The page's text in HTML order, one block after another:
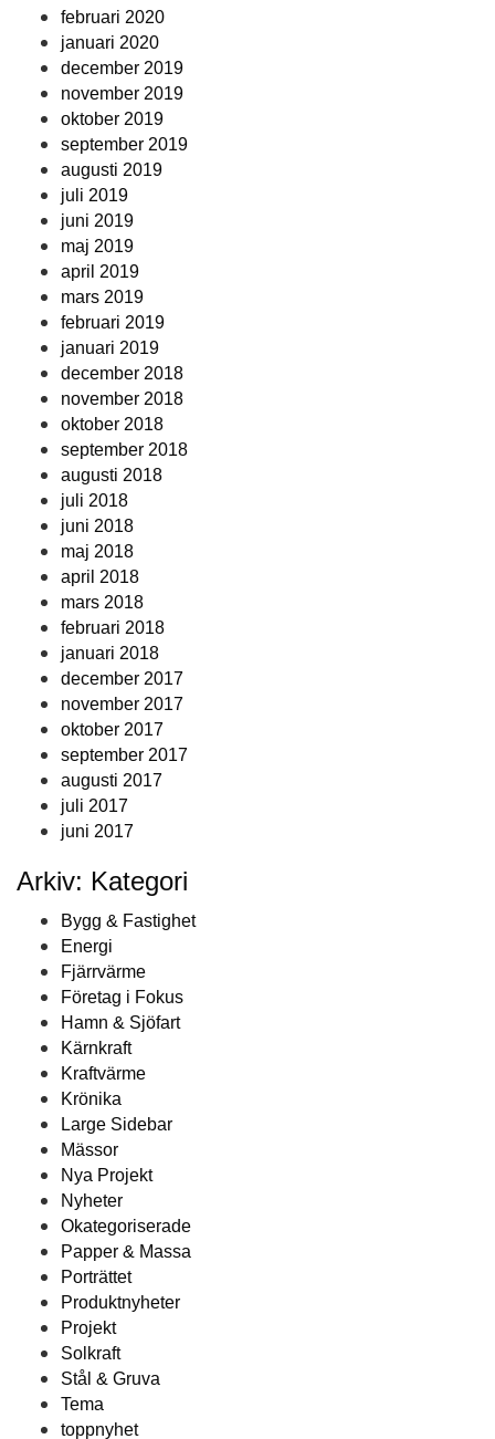
februari 2020
januari 2020
december 2019
november 2019
oktober 2019
september 2019
augusti 2019
juli 2019
juni 2019
maj 2019
april 2019
mars 2019
februari 2019
januari 2019
december 2018
november 2018
oktober 2018
september 2018
augusti 2018
juli 2018
juni 2018
maj 2018
april 2018
mars 2018
februari 2018
januari 2018
december 2017
november 2017
oktober 2017
september 2017
augusti 2017
juli 2017
juni 2017
Arkiv: Kategori
Bygg & Fastighet
Energi
Fjärrvärme
Företag i Fokus
Hamn & Sjöfart
Kärnkraft
Kraftvärme
Krönika
Large Sidebar
Mässor
Nya Projekt
Nyheter
Okategoriserade
Papper & Massa
Porträttet
Produktnyheter
Projekt
Solkraft
Stål & Gruva
Tema
toppnyhet